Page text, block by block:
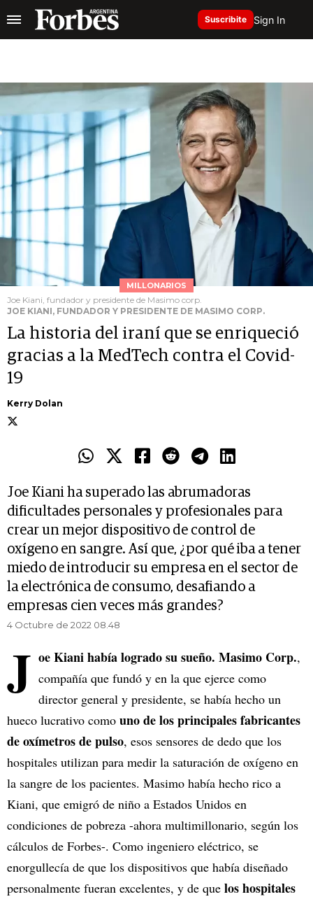
Suscribite Sign In
MILLONARIOS
Joe Kiani, fundador y presidente de Masimo corp.
JOE KIANI, FUNDADOR Y PRESIDENTE DE MASIMO CORP.
La historia del iraní que se enriqueció
gracias a la MedTech contra el Covid-
19
Kerry Dolan
Joe Kiani ha superado las abrumadoras
dificultades personales y profesionales para
crear un mejor dispositivo de control de
oxígeno en sangre. Así que, ¿por qué iba a tener
miedo de introducir su empresa en el sector de
la electrónica de consumo, desafiando a
empresas cien veces más grandes?
4 Octubre de 2022 08.48
J oe Kiani había logrado su sueño. Masimo Corp.,
compañía que fundó y en la que ejerce como
director general y presidente, se había hecho un
hueco lucrativo como uno de los principales fabricantes
de oxímetros de pulso, esos sensores de dedo que los
hospitales utilizan para medir la saturación de oxígeno en
la sangre de los pacientes. Masimo había hecho rico a
Kiani, que emigró de niño a Estados Unidos en
condiciones de pobreza -ahora multimillonario, según los
cálculos de Forbes-. Como ingeniero eléctrico, se
enorgullecía de que los dispositivos que había diseñado
personalmente fueran excelentes, y de que los hospitales